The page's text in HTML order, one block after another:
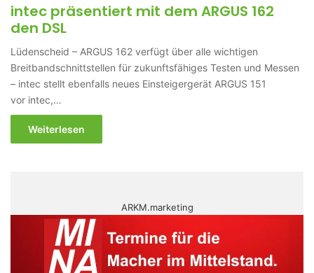
intec präsentiert mit dem ARGUS 162
den DSL
Lüdenscheid – ARGUS 162 verfügt über alle wichtigen
Breitbandschnittstellen für zukunftsfähiges Testen und Messen
– intec stellt ebenfalls neues Einsteigergerät ARGUS 151
vor intec,…
Weiterlesen
ARKM.marketing